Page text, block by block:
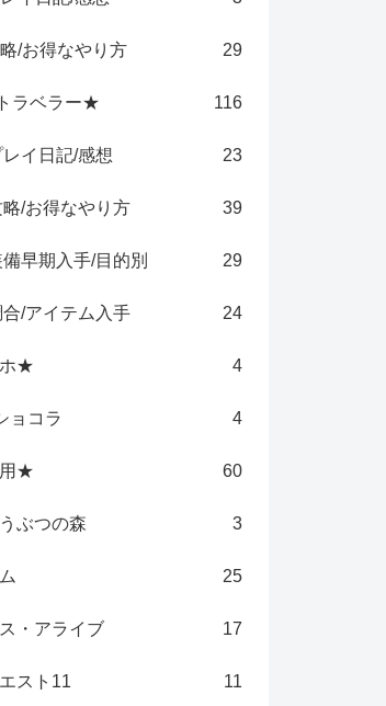
/お得なやり方 29
ラベラー★ 116
イ日記/感想 23
/お得なやり方 39
早期入手/目的別 29
/アイテム入手 24
★ 4
ョコラ 4
★ 60
ぶつの森 3
25
・アライブ 17
スト11 11